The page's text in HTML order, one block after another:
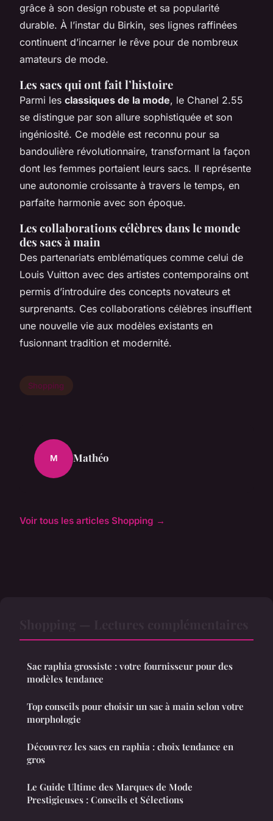
grâce à son design robuste et sa popularité
durable. À l’instar du Birkin, ses lignes raffinées
continuent d’incarner le rêve pour de nombreux
amateurs de mode.
Les sacs qui ont fait l’histoire
Parmi les classiques de la mode, le Chanel 2.55
se distingue par son allure sophistiquée et son
ingéniosité. Ce modèle est reconnu pour sa
bandoulière révolutionnaire, transformant la façon
dont les femmes portaient leurs sacs. Il représente
une autonomie croissante à travers le temps, en
parfaite harmonie avec son époque.
Les collaborations célèbres dans le monde
des sacs à main
Des partenariats emblématiques comme celui de
Louis Vuitton avec des artistes contemporains ont
permis d’introduire des concepts novateurs et
surprenants. Ces collaborations célèbres insufflent
une nouvelle vie aux modèles existants en
fusionnant tradition et modernité.
Shopping
M Mathéo
Voir tous les articles Shopping →
Sac raphia grossiste : votre fournisseur pour des
modèles tendance
Top conseils pour choisir un sac à main selon votre
morphologie
Découvrez les sacs en raphia : choix tendance en
gros
Le Guide Ultime des Marques de Mode
Prestigieuses : Conseils et Sélections